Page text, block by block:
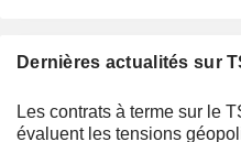
Dernières actualités sur
Les contrats à terme sur le
évaluent les tensions